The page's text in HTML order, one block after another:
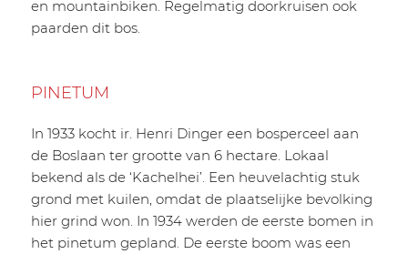
en mountainbiken. Regelmatig doorkruisen ook
paarden dit bos.
PINETUM
In 1933 kocht ir. Henri Dinger een bosperceel aan
de Boslaan ter grootte van 6 hectare. Lokaal
bekend als de ‘Kachelhei’. Een heuvelachtig stuk
grond met kuilen, omdat de plaatselijke bevolking
hier grind won. In 1934 werden de eerste bomen in
het pinetum gepland. De eerste boom was een